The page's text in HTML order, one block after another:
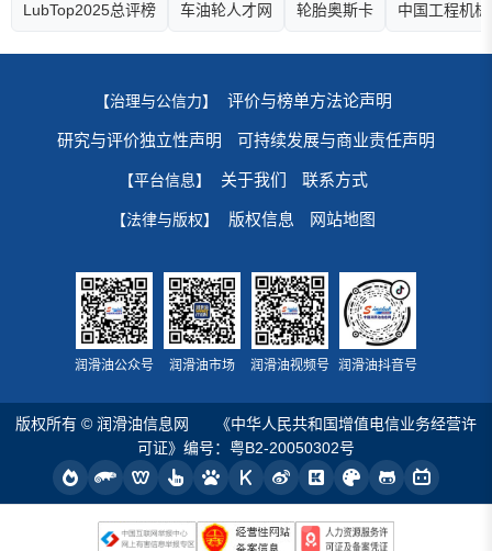
LubTop2025总评榜 车油轮人才网 轮胎奥斯卡 中国工程机
【治理与公信力】 评价与榜单方法论声明
研究与评价独立性声明 可持续发展与商业责任声明
【平台信息】 关于我们 联系方式
【法律与版权】 版权信息 网站地图
润滑油公众号 润滑油市场 润滑油视频号 润滑油抖音号
版权所有 © 润滑油信息网
《中华人民共和国增值电信业务经营许
可证》编号：粤B2-20050302号